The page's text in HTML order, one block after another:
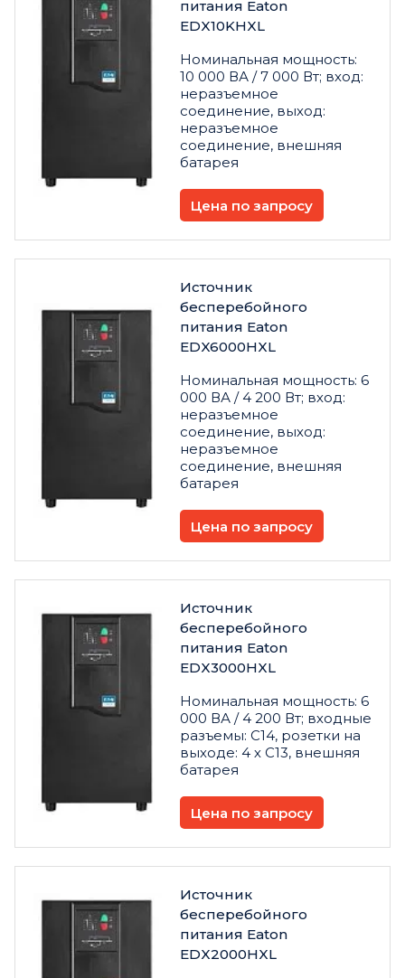
питания Eaton
EDX10KHXL
Номинальная мощность:
10 000 ВА / 7 000 Вт; вход:
неразъемное
соединение, выход:
неразъемное
соединение, внешняя
батарея
Цена по запросу
Источник
бесперебойного
питания Eaton
EDX6000HXL
Номинальная мощность: 6
000 ВА / 4 200 Вт; вход:
неразъемное
соединение, выход:
неразъемное
соединение, внешняя
батарея
Цена по запросу
Источник
бесперебойного
питания Eaton
EDX3000HXL
Номинальная мощность: 6
000 ВА / 4 200 Вт; входные
разъемы: C14, розетки на
выходе: 4 х C13, внешняя
батарея
Цена по запросу
Источник
бесперебойного
питания Eaton
EDX2000HXL